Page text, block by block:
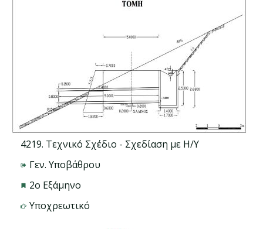
4219. Τεχνικό Σχέδιο - Σχεδίαση με Η/Υ
Γεν. Υποβάθρου
2ο Εξάμηνο
Υποχρεωτικό